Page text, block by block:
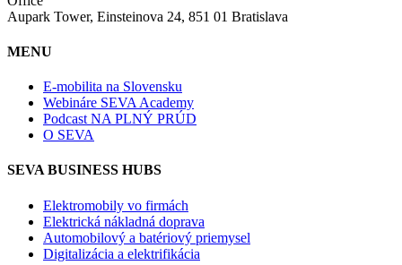
Aupark Tower, Einsteinova 24, 851 01 Bratislava
MENU
E-mobilita na Slovensku
Webináre SEVA Academy
Podcast NA PLNÝ PRÚD
O SEVA
SEVA BUSINESS HUBS
Elektromobily vo firmách
Elektrická nákladná doprava
Automobilový a batériový priemysel
Digitalizácia a elektrifikácia